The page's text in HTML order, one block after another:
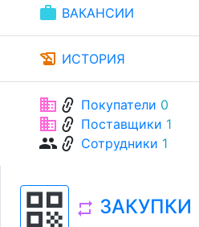
work ВАКАНСИИ
history_edu ИСТОРИЯ
businesslink Покупатели 0
businesslink Поставщики 1
grouplink Сотрудники 1
qr_code repeat ЗАКУПКИ